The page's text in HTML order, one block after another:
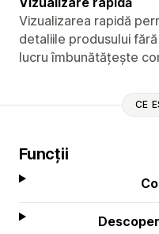
Vizualizarea rapidă
detaliile produsului
lucru îmbunătățește
CE
Funcții